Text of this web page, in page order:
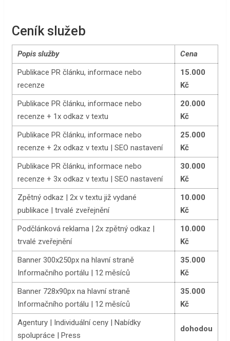
Ceník služeb
Popis služby
Cena
Publikace PR článku, informace nebo
recenze
15.000
Kč
Publikace PR článku, informace nebo
recenze + 1x odkaz v textu
20.000
Kč
Publikace PR článku, informace nebo
recenze + 2x odkaz v textu | SEO nastavení
25.000
Kč
Publikace PR článku, informace nebo
recenze + 3x odkaz v textu | SEO nastavení
30.000
Kč
Zpětný odkaz | 2x v textu již vydané
publikace | trvalé zveřejnění
10.000
Kč
Podčlánková reklama | 2x zpětný odkaz |
trvalé zveřejnění
10.000
Kč
Banner 300x250px na hlavní straně
Informačního portálu | 12 měsíců
35.000
Kč
Banner 728x90px na hlavní straně
Informačního portálu | 12 měsíců
35.000
Kč
Agentury | Individuální ceny | Nabídky
spolupráce | Press
dohodou